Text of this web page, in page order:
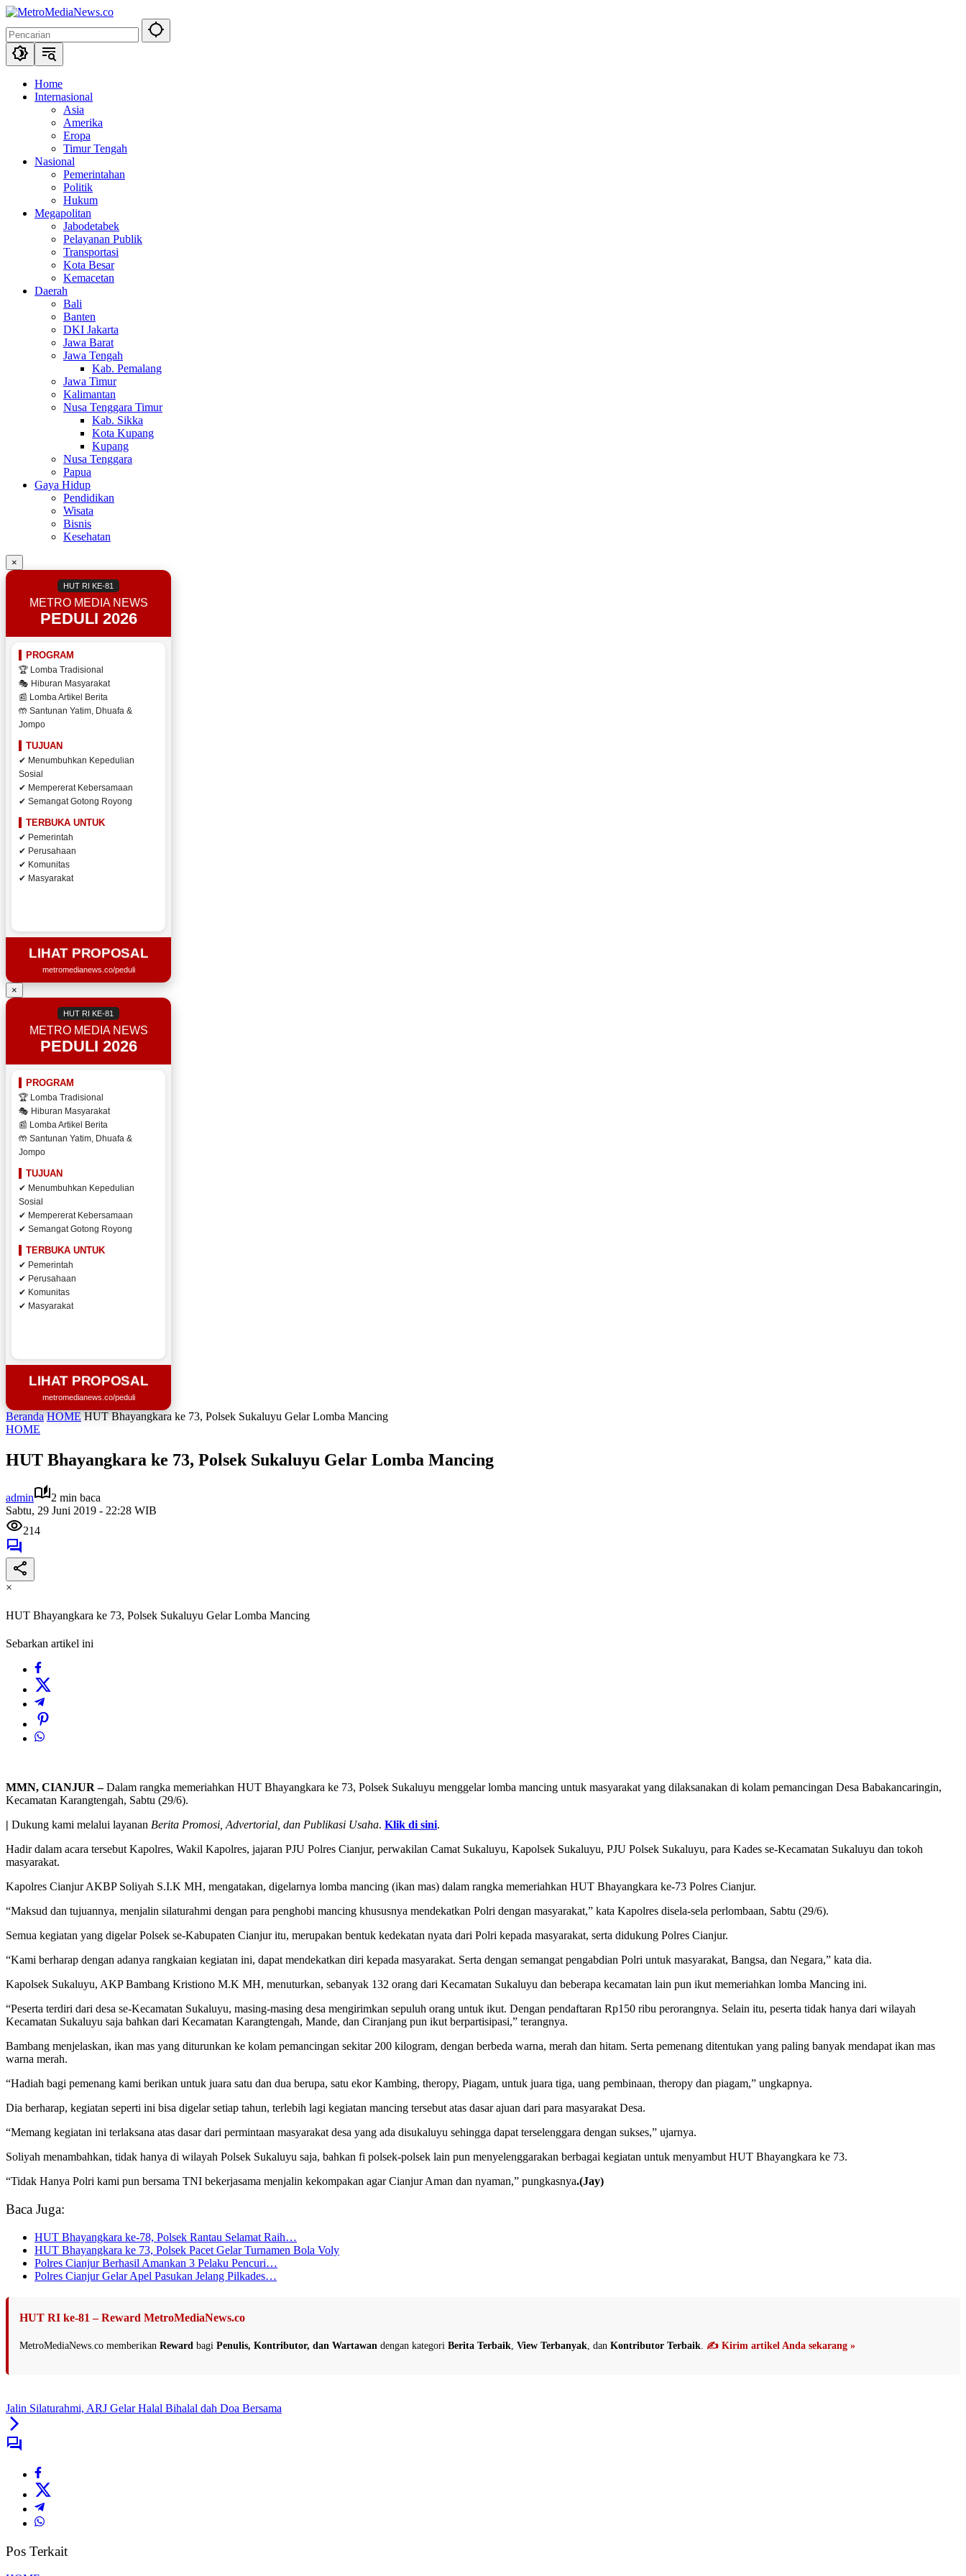
Langsung
konten
Home
Internasional
Asia
Amerika
Eropa
Timur Tengah
Nasional
Pemerintahan
Politik
Hukum
Megapolitan
Jabodetabek
Pelayanan Publik
Transportasi
Kota Besar
Kemacetan
Daerah
Bali
Banten
DKI Jakarta
Jawa Barat
Jawa Tengah
Kab. Pemalang
Jawa Timur
Kalimantan
Nusa Tenggara Timur
Kab. Sikka
Kota Kupang
Kupang
Nusa Tenggara
Papua
Gaya Hidup
Pendidikan
Wisata
Bisnis
Kesehatan
×
HUT RI KE-81
METRO MEDIA NEWS
PEDULI 2026
PROGRAM
🏆 Lomba Tradisional
🎭 Hiburan Masyarakat
📰 Lomba Artikel Berita
🤲 Santunan Yatim, Dhuafa &
Jompo
TUJUAN
✔ Menumbuhkan Kepedulian
Sosial
✔ Mempererat Kebersamaan
✔ Semangat Gotong Royong
TERBUKA UNTUK
✔ Pemerintah
✔ Perusahaan
✔ Komunitas
✔ Masyarakat
LIHAT PROPOSAL
metromedianews.co/peduli
×
HUT RI KE-81
METRO MEDIA NEWS
PEDULI 2026
PROGRAM
🏆 Lomba Tradisional
🎭 Hiburan Masyarakat
📰 Lomba Artikel Berita
🤲 Santunan Yatim, Dhuafa &
Jompo
TUJUAN
✔ Menumbuhkan Kepedulian
Sosial
✔ Mempererat Kebersamaan
✔ Semangat Gotong Royong
TERBUKA UNTUK
✔ Pemerintah
✔ Perusahaan
✔ Komunitas
✔ Masyarakat
LIHAT PROPOSAL
metromedianews.co/peduli
Beranda HOME HUT Bhayangkara ke 73, Polsek Sukaluyu Gelar Lomba Mancing
HOME
HUT Bhayangkara ke 73, Polsek Sukaluyu Gelar Lomba Mancing
admin
2 min baca
Sabtu, 29 Juni 2019 - 22:28 WIB
214
×
HUT Bhayangkara ke 73, Polsek Sukaluyu Gelar Lomba Mancing
Sebarkan artikel ini
MMN, CIANJUR –Dalam rangka memeriahkan HUT Bhayangkara ke 73, Polsek Sukaluyu menggelar lomba mancing untuk masyarakat yang dilaksanakan di kolam pemancingan Desa Babakancaringin,
Kecamatan Karangtengah, Sabtu (29/6).
| Dukung kami melalui layanan Berita Promosi, Advertorial, dan Publikasi Usaha. Klik di sini.
Hadir dalam acara tersebut Kapolres, Wakil Kapolres, jajaran PJU Polres Cianjur, perwakilan Camat Sukaluyu, Kapolsek Sukaluyu, PJU Polsek Sukaluyu, para Kades se-Kecamatan Sukaluyu dan tokoh
masyarakat.
Kapolres Cianjur AKBP Soliyah S.I.K MH, mengatakan, digelarnya lomba mancing (ikan mas) dalam rangka memeriahkan HUT Bhayangkara ke-73 Polres Cianjur.
“Maksud dan tujuannya, menjalin silaturahmi dengan para penghobi mancing khususnya mendekatkan Polri dengan masyarakat,” kata Kapolres disela-sela perlombaan, Sabtu (29/6).
Semua kegiatan yang digelar Polsek se-Kabupaten Cianjur itu, merupakan bentuk kedekatan nyata dari Polri kepada masyarakat, serta didukung Polres Cianjur.
“Kami berharap dengan adanya rangkaian kegiatan ini, dapat mendekatkan diri kepada masyarakat. Serta dengan semangat pengabdian Polri untuk masyarakat, Bangsa, dan Negara,” kata dia.
Kapolsek Sukaluyu, AKP Bambang Kristiono M.K MH, menuturkan, sebanyak 132 orang dari Kecamatan Sukaluyu dan beberapa kecamatan lain pun ikut memeriahkan lomba Mancing ini.
“Peserta terdiri dari desa se-Kecamatan Sukaluyu, masing-masing desa mengirimkan sepuluh orang untuk ikut. Dengan pendaftaran Rp150 ribu perorangnya. Selain itu, peserta tidak hanya dari wilayah
Kecamatan Sukaluyu saja bahkan dari Kecamatan Karangtengah, Mande, dan Ciranjang pun ikut berpartisipasi,” terangnya.
Bambang menjelaskan, ikan mas yang diturunkan ke kolam pemancingan sekitar 200 kilogram, dengan berbeda warna, merah dan hitam. Serta pemenang ditentukan yang paling banyak mendapat ikan mas
warna merah.
“Hadiah bagi pemenang kami berikan untuk juara satu dan dua berupa, satu ekor Kambing, theropy, Piagam, untuk juara tiga, uang pembinaan, theropy dan piagam,” ungkapnya.
Dia berharap, kegiatan seperti ini bisa digelar setiap tahun, terlebih lagi kegiatan mancing tersebut atas dasar ajuan dari para masyarakat Desa.
“Memang kegiatan ini terlaksana atas dasar dari permintaan masyarakat desa yang ada disukaluyu sehingga dapat terselenggara dengan sukses,” ujarnya.
Soliyah menambahkan, tidak hanya di wilayah Polsek Sukaluyu saja, bahkan fi polsek-polsek lain pun menyelenggarakan berbagai kegiatan untuk menyambut HUT Bhayangkara ke 73.
“Tidak Hanya Polri kami pun bersama TNI bekerjasama menjalin kekompakan agar Cianjur Aman dan nyaman,” pungkasnya.(Jay)
Baca Juga:
HUT Bhayangkara ke-78, Polsek Rantau Selamat Raih…
HUT Bhayangkara ke 73, Polsek Pacet Gelar Turnamen Bola Voly
Polres Cianjur Berhasil Amankan 3 Pelaku Pencuri…
Polres Cianjur Gelar Apel Pasukan Jelang Pilkades…
HUT RI ke-81 – Reward MetroMediaNews.co
MetroMediaNews.co memberikan Reward bagi Penulis, Kontributor, dan Wartawan dengan kategori Berita Terbaik View Terbanyak , dan Kontributor Terbaik ✍️ Kirim artikel Anda sekarang »
Jalin Silaturahmi, ARJ Gelar Halal Bihalal dah Doa Bersama
Pos Terkait